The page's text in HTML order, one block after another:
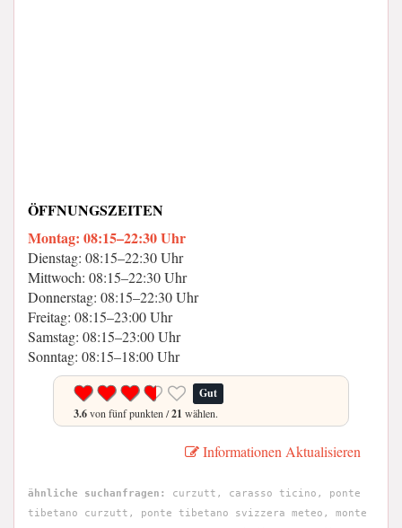
ÖFFNUNGSZEITEN
Montag: 08:15–22:30 Uhr
Dienstag: 08:15–22:30 Uhr
Mittwoch: 08:15–22:30 Uhr
Donnerstag: 08:15–22:30 Uhr
Freitag: 08:15–23:00 Uhr
Samstag: 08:15–23:00 Uhr
Sonntag: 08:15–18:00 Uhr
Gut
3.6von fünf punkten /21 wählen.
Informationen Aktualisieren
ähnliche suchanfragen:
curzutt, carasso ticino, ponte
tibetano curzutt, ponte tibetano svizzera meteo, monte